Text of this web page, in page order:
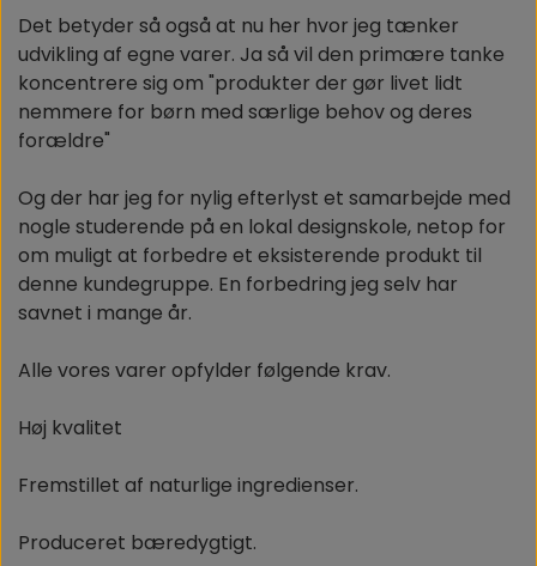
Det betyder så også at nu her hvor jeg tænker
udvikling af egne varer. Ja så vil den primære tanke
koncentrere sig om "produkter der gør livet lidt
nemmere for børn med særlige behov og deres
forældre"
Og der har jeg for nylig efterlyst et samarbejde med
nogle studerende på en lokal designskole, netop for
om muligt at forbedre et eksisterende produkt til
denne kundegruppe. En forbedring jeg selv har
savnet i mange år.
Alle vores varer opfylder følgende krav.
Høj kvalitet
Fremstillet af naturlige ingredienser.
Produceret bæredygtigt.